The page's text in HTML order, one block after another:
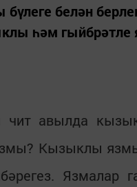
бүлеге белән
һәм гыйбрәтле
чит авылда
Кызыклы
Язмалар